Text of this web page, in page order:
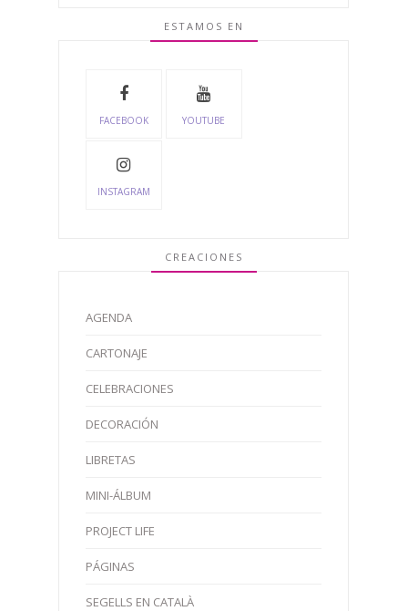
ESTAMOS EN
FACEBOOK YOUTUBE
INSTAGRAM
CREACIONES
AGENDA
CARTONAJE
CELEBRACIONES
DECORACIÓN
LIBRETAS
MINI-ÁLBUM
PROJECT LIFE
PÁGINAS
SEGELLS EN CATALÀ